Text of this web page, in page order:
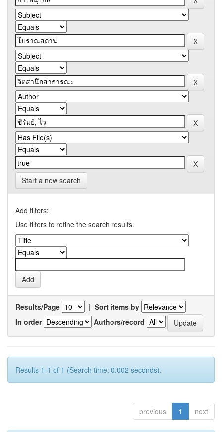
Start a new search
Add filters:
Use filters to refine the search results.
Results/Page | Sort items by
In order
Authors/record
Results 1-1 of 1 (Search time: 0.002 seconds).
previous 1 next